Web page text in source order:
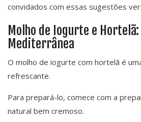
convidados com essas sugestões
Molho de Iogurte e
Mediterrânea
O molho de iogurte com hortelã é
refrescante.
Para prepará-lo, comece com a
natural bem cremoso.